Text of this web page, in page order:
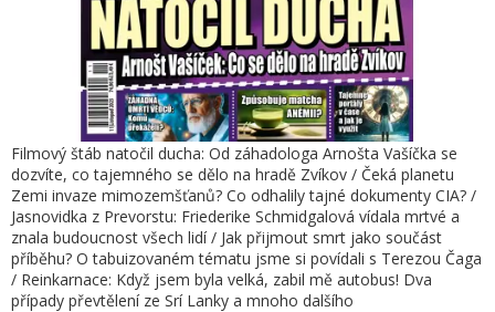
Filmový štáb natočil ducha: Od záhadologa Arnošta Vašíčka se
dozvíte, co tajemného se dělo na hradě Zvíkov / Čeká planetu
Zemi invaze mimozemšťanů? Co odhalily tajné dokumenty CIA? /
Jasnovidka z Prevorstu: Friederike Schmidgalová vídala mrtvé a
znala budoucnost všech lidí / Jak přijmout smrt jako součást
příběhu? O tabuizovaném tématu jsme si povídali s Terezou Čaga
/ Reinkarnace: Když jsem byla velká, zabil mě autobus! Dva
případy převtělení ze Srí Lanky a mnoho dalšího